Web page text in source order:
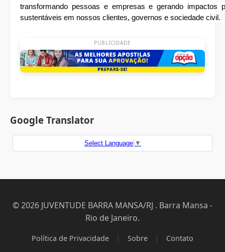
transformando pessoas e empresas e gerando impactos
sustentáveis em nossos clientes, governos e sociedade civil.
PUBLICIDADE
Google Translator
Select Language ▼
© 2026 JUVENTUDE BARRA MANSA/RJ . Barra Mansa -
Rio de Janeiro.
Política de Privacidade | Sobre | Contato